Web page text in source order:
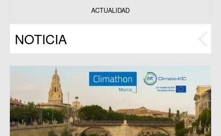
Programas
ACTUALIDAD
NOTICIA